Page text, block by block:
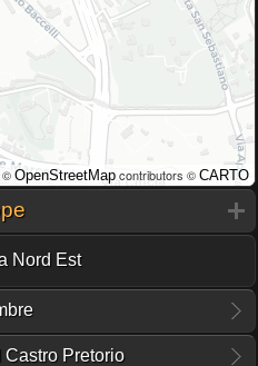
©OpenStreetMap contributors © CARTO
Nord Est
Castro Pretorio